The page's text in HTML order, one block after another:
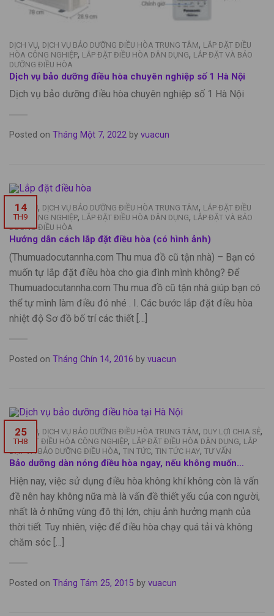
DỊCH VỤ, DỊCH VỤ BẢO DƯỠNG ĐIỀU HÒA TRUNG TÂM, LẮP ĐẶT ĐIỀU
HÒA CÔNG NGHIỆP, LẮP ĐẶT ĐIỀU HÒA DÂN DỤNG, LẮP ĐẶT VÀ BẢO
DƯỠNG ĐIỀU HÒA
Dịch vụ bảo dưỡng điều hòa chuyên nghiệp số 1 Hà Nội
Dịch vụ bảo dưỡng điều hòa chuyên nghiệp số 1 Hà Nội
Posted on Tháng Một 7, 2022 by vuacun
14
TH9
DỊCH VỤ, DỊCH VỤ BẢO DƯỠNG ĐIỀU HÒA TRUNG TÂM, LẮP ĐẶT ĐIỀU
HÒA CÔNG NGHIỆP, LẮP ĐẶT ĐIỀU HÒA DÂN DỤNG, LẮP ĐẶT VÀ BẢO
DƯỠNG ĐIỀU HÒA
Hướng dẫn cách lắp đặt điều hòa (có hình ảnh)
(Thumuadocutannha.com Thu mua đồ cũ tận nhà) – Bạn có
muốn tự lắp đặt điều hòa cho gia đình mình không? Để
Thumuadocutannha.com Thu mua đồ cũ tận nhà giúp bạn có
thể tự mình làm điều đó nhé . I. Các bước lắp đặt điều hòa
nhiệt độ Sơ đồ bố trí các thiết […]
Posted on Tháng Chín 14, 2016 by vuacun
25
TH8
DỊCH VỤ, DỊCH VỤ BẢO DƯỠNG ĐIỀU HÒA TRUNG TÂM, DUY LỢI CHIA SẺ,
LẮP ĐẶT ĐIỀU HÒA CÔNG NGHIỆP, LẮP ĐẶT ĐIỀU HÒA DÂN DỤNG, LẮP
ĐẶT VÀ BẢO DƯỠNG ĐIỀU HÒA, TIN TỨC, TIN TỨC HAY, TƯ VẤN
Bảo dưỡng dàn nóng điều hòa ngay, nếu không muốn…
Hiện nay, việc sử dụng điều hòa không khí không còn là vấn
đề nên hay không nữa mà là vấn đề thiết yếu của con người,
nhất là ở những vùng đô thị lớn, chịu ảnh hưởng mạnh của
thời tiết. Tuy nhiên, việc để điều hòa chạy quá tải và không
chăm sóc […]
Posted on Tháng Tám 25, 2015 by vuacun